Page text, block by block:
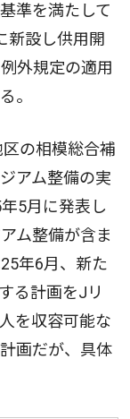
準を満たして
新設し供用開
外規定の適用
。
の相模総合補
アム整備の実
5月に発表し
ム整備が含ま
年6月、新た
る計画をJリ
を収容可能な
画だが、具体